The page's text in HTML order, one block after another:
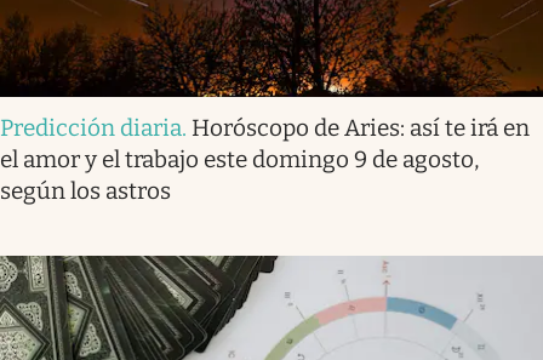
Predicción diaria. Horóscopo de Aries: así te irá en
el amor y el trabajo este domingo 9 de agosto,
según los astros